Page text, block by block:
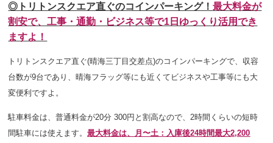
◎トリトンスクエア直ぐのコインパーキング！最大料金が
割安で、工事・通勤・ビジネス等で1日ゆっくり活用でき
ますよ！
トリトンスクエア直ぐ(晴海三丁目交差点)のコインパーキングで、収容
台数が9台であり、晴海フラッグ等にも近くてビジネスや工事等にも大
変便利ですよ。
駐車料金は、普通料金が20分 300円と割高なので、2時間くらいの短時
間駐車には使えます。最大料金は、
月〜土：入庫後24時間最大2,200